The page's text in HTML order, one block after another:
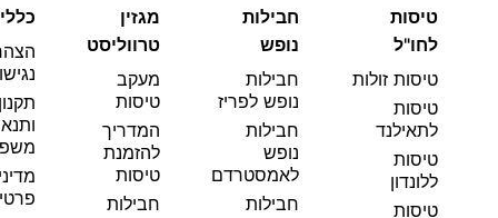
טיסות
לחו"ל
טיסות זולות
טיסות
לתאילנד
טיסות
ללונדון
טיסות
חבילות
נופש
חבילות
נופש לפריז
חבילות
נופש
לאמסטרדם
חבילות
מגזין
טרווליסט
מעקב
טיסות
המדריך
להזמנת
טיסות
חבילות
כללי